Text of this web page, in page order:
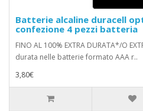
Batterie alcaline duracell
confezione 4 pezzi batteria
FINO AL 100% EXTRA DURATA*/O
durata nelle batterie formato AAA r..
3,80€